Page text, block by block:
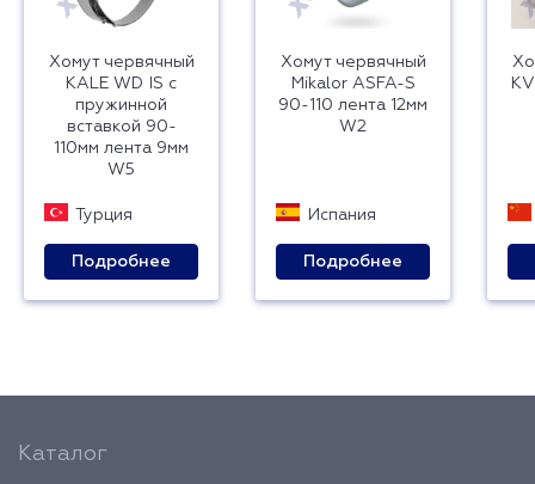
Хомут червячный
KALE WD IS с
пружинной
вставкой 90-
110мм лента 9мм
W5
Турция
Подробнее
Хомут червячный
Mikalor ASFA-S
90-110 лента 12мм
W2
Испания
Подробнее
Каталог